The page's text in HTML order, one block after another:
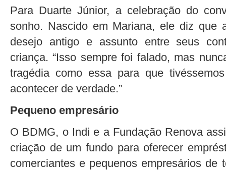
Para Duarte Júnior, a celebração do
sonho. Nascido em Mariana, ele diz que
desejo antigo e assunto entre seus
criança. “Isso sempre foi falado, mas
tragédia como essa para que
acontecer de verdade.”
Pequeno empresário
O BDMG, o Indi e a Fundação Renova
criação de um fundo para oferecer
comerciantes e pequenos empresários de